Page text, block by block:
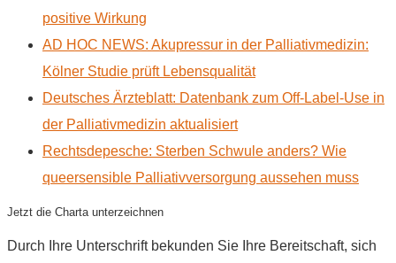
positive Wirkung
AD HOC NEWS: Akupressur in der Palliativmedizin:
Kölner Studie prüft Lebensqualität
Deutsches Ärzteblatt: Datenbank zum Off-Label-Use in
der Palliativmedizin aktualisiert
Rechtsdepesche: Sterben Schwule anders? Wie
queersensible Palliativversorgung aussehen muss
Jetzt die Charta unterzeichnen
Durch Ihre Unterschrift bekunden Sie Ihre Bereitschaft, sich